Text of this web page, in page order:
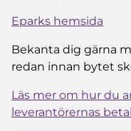
Eparks hemsida
Bekanta dig gärna
redan innan bytet
Läs mer om hur du
leverantörernas